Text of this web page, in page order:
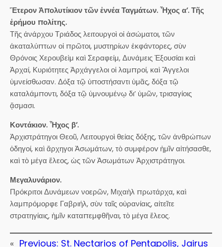
Ἕτερον Ἀπολυτίκιον τῶν ἐννέα Ταγμάτων. Ἦχος α’. Τῆς
ἐρήμου πολίτης.
Τῆς ἀνάρχου Τριάδος λειτουργοὶ οἱ ἀσώματοι, τῶν
ἀκαταλύπτων οἱ πρῶτοι, μυστηρίων ἐκφάντορες, σὺν
Θρόνοις Χερουβεὶμ καὶ Σεραφείμ, Δυνάμεις Ἐξουσίαι καὶ
Ἀρχαί, Κυριότητες Ἀρχάγγελοι οἱ λαμπροί, καὶ Ἄγγελοι
ὑμνείσθωσαν. Δόξα τῷ ὑποστήσαντι ὑμᾶς, δόξα τῷ
καταλάμποντι, δόξα τῷ ὑμνουμένῳ δι’ ὑμῶν, τρισαγίοις
ᾄσμασι.
Κοντάκιον. Ἦχος β’.
Ἀρχιστράτηγοι Θεοῦ, Λειτουργοὶ θείας δόξης, τῶν ἀνθρώπων
ὁδηγοί, καὶ ἄρχηγοι Ἀσωμάτωv, τὸ συμφέροv ἡμῖv αἰτήσασθε,
καὶ τὸ μέγα ἔλεος, ὡς τῶv Ἀσωμάτων Ἀρχιστράτηγοι.
Μεγαλυνάριον.
Πρόκριτοι Δυνάμεων νοερῶν, Μιχαὴλ πρωτάρχα, καὶ
λαμπρόμορφε Γαβριήλ, σὺν ταῖς οὐρανίαις, αἰτεῖτε
στρατηγίαις, ἠμῖν καταπεμφθῆναι, τὸ μέγα ἔλεος.
« Previous: St. Nectarios of Pentapolis, Jairus